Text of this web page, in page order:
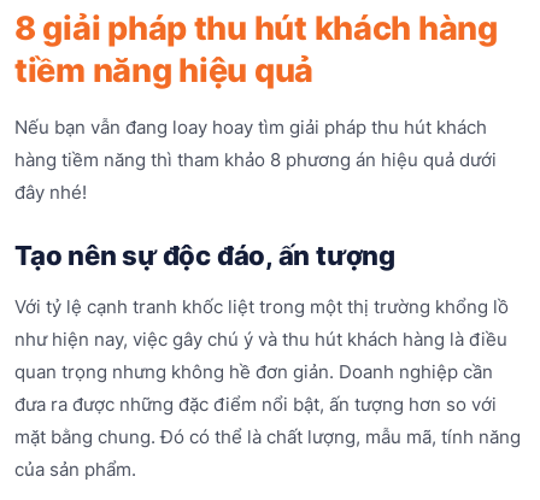
8 giải pháp thu hút khách hàng
tiềm năng hiệu quả
Nếu bạn vẫn đang loay hoay tìm giải pháp thu hút khách
hàng tiềm năng thì tham khảo 8 phương án hiệu quả dưới
đây nhé!
Tạo nên sự độc đáo, ấn tượng
Với tỷ lệ cạnh tranh khốc liệt trong một thị trường khổng lồ
như hiện nay, việc gây chú ý và thu hút khách hàng là điều
quan trọng nhưng không hề đơn giản. Doanh nghiệp cần
đưa ra được những đặc điểm nổi bật, ấn tượng hơn so với
mặt bằng chung. Đó có thể là chất lượng, mẫu mã, tính năng
của sản phẩm.